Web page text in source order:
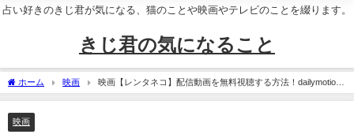
占い好きのきじ君が気になる、猫のことや映画やテレビのことを綴ります。
きじ君の気になること
ホーム 映画
映画【レンタネコ】配信動画を無料視聴する方法！dailymotion
やpandoraは？
映画